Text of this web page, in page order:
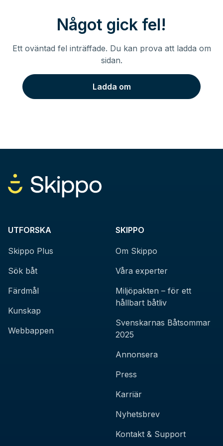
Något gick fel!
Ett oväntad fel inträffade. Du kan prova att ladda om
sidan.
Ladda om
UTFORSKA
Skippo Plus
Sök båt
Färdmål
Kunskap
Webbappen
SKIPPO
Om Skippo
Våra experter
Miljöpakten – för ett
hållbart båtliv
Svenskarnas Båtsommar
2025
Annonsera
Press
Karriär
Nyhetsbrev
Kontakt & Support